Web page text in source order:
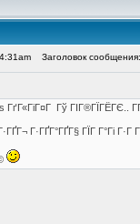
Заголовок сообщения:
ГґГ«ГіГ¤Г Гў ГІГ®ГЇГЁГЄ..
Г·ГҐГ°ГҐГ§ ГЇГ Г°Гі